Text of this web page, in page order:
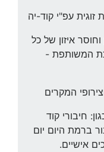
עפ"י קוד-יה
וחוסר איזון של כל
המשותפת -
המקרים
חיבורי קוד
ברמת היום יום
אישיים.